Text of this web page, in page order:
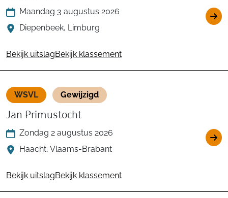
Maandag 3 augustus 2026
Diepenbeek, Limburg
Bekijk uitslagBekijk klassement
WSVL Gewijzigd
Jan Primustocht
Zondag 2 augustus 2026
Haacht, Vlaams-Brabant
Bekijk uitslagBekijk klassement